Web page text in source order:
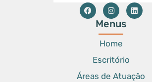
Menus
Home
Escritório
Áreas de Atuação